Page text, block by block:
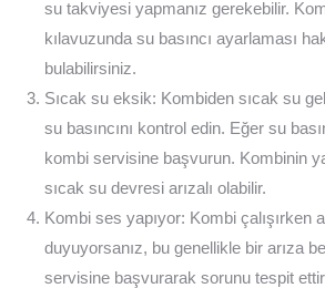
su takviyesi yapmanız gerekebilir.
kılavuzunda su basıncı ayarlaması
bulabilirsiniz.
Sıcak su eksik: Kombiden sıcak su
su basıncını kontrol edin. Eğer su
kombi servisine başvurun. Kombinin
sıcak su devresi arızalı olabilir.
Kombi ses yapıyor: Kombi çalışırken
duyuyorsanız, bu genellikle bir arıza
servisine başvurarak sorunu tespit